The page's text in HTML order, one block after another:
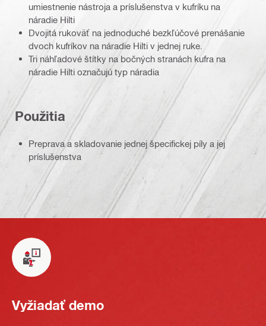
umiestnenie nástroja a príslušenstva v kufríku na
náradie Hilti
Dvojitá rukoväť na jednoduché bezkľúčové prenášanie
dvoch kufríkov na náradie Hilti v jednej ruke.
Tri náhľadové štítky na bočných stranách kufra na
náradie Hilti označujú typ náradia
Použitia
Preprava a skladovanie jednej špecifickej píly a jej
príslušenstva
Vyžiadať demo